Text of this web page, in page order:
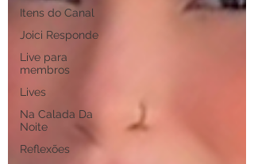
Itens do Canal
Joici Responde
Live para
membros
Lives
Na Calada Da
Noite
Reflexões